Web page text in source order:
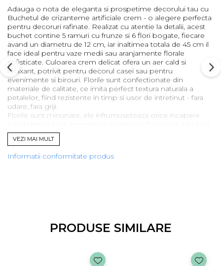
Adauga o nota de eleganta si prospetime decorului tau cu
Buchetul de crizanteme artificiale crem - o alegere perfecta
pentru decoruri rafinate. Realizat cu atentie la detalii, acest
buchet contine 5 ramuri cu frunze si 6 flori bogate, fiecare
avand un diametru de 12 cm, iar inaltimea totala de 45 cm il
face ideal pentru vaze medii sau aranjamente florale
sofisticate. Culoarea crem delicat ofera un aer cald si
relaxant, potrivit pentru decorul casei sau pentru
evenimente si birouri. Florile sunt confectionate din
materiale de calitate, ce imita perfect textura naturala a
petalelor, fiind rezistente in timp si usor de intretinut - fara
udare, fara griji.
Florile sunt minunate, ele infrumuseteaza orice incapere.
opta pentru o floare artificiala. Aceasta poate adauga un
plus de frumusete locuintei tale.
Caracteristici:
Utilizare decor interior
Aspect realist si elegant
VEZI MAI MULT
Informatii conformitate produs
PRODUSE SIMILARE